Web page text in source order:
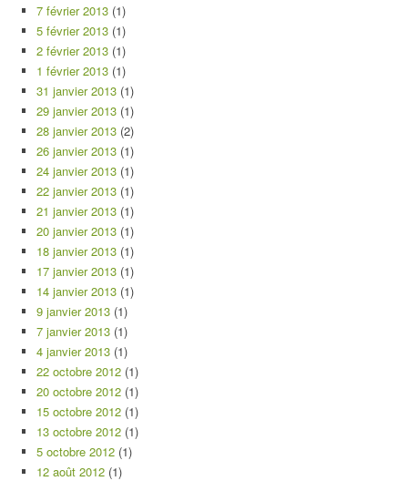
7 février 2013 (1)
5 février 2013 (1)
2 février 2013 (1)
1 février 2013 (1)
31 janvier 2013 (1)
29 janvier 2013 (1)
28 janvier 2013 (2)
26 janvier 2013 (1)
24 janvier 2013 (1)
22 janvier 2013 (1)
21 janvier 2013 (1)
20 janvier 2013 (1)
18 janvier 2013 (1)
17 janvier 2013 (1)
14 janvier 2013 (1)
9 janvier 2013 (1)
7 janvier 2013 (1)
4 janvier 2013 (1)
22 octobre 2012 (1)
20 octobre 2012 (1)
15 octobre 2012 (1)
13 octobre 2012 (1)
5 octobre 2012 (1)
12 août 2012 (1)